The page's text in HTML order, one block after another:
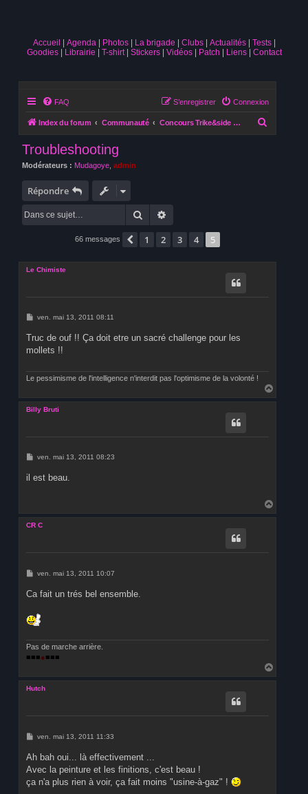
Accueil Agenda Photos La brigade Clubs Actualités
Tests
Goodies
Librairie T-shirt Stickers Vidéos Patch Liens Contact
FAQ Connexion
S’enregistrer
Index du forum Communauté Concours Trike&side [TERMINE]
Troubleshooting
Modérateurs : Mudagoye admin
Répondre
Rechercher
66 messages Précédente
1 2 3 4 5
Le Chimiste
M
s
a
ven. mai 13, 2011 08:11
Truc de ouf !! Ça doit etre un sacré challenge pour les
mollets !!
Le pessimisme de l'intelligence n'interdit pas l'optimisme de la volonté !
a
Billy Bruti
M
s
ven. mai 13, 2011 08:23
il est beau.
a
CR C
M
s
g
e
ven. mai 13, 2011 10:07
Ca fait un trés bel ensemble.
Pas de marche arrière.
■■■●■■■
a
Hutch
M
s
a
e
ven. mai 13, 2011 11:33
Ah bah oui... là effectivement ...
Avec la peinture et les finitions, c'est beau !
ça n'a plus rien à voir, ça fait moins "usine-à-gaz" !